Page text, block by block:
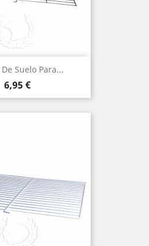
Suelo Para...
Precio
6,95 €